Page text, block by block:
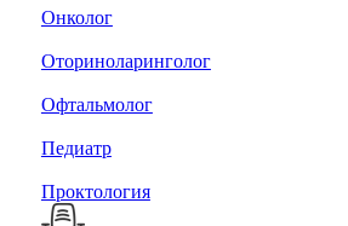
Онколог
Оториноларинголог
Офтальмолог
Педиатр
Проктология